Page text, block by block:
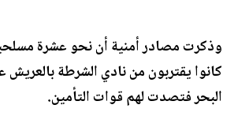
وذكرت مصادر أمنية أن نحو عشرة
كانوا يقتربون من نادي الشرطة
البحر فتصدت لهم قوات التأمين.